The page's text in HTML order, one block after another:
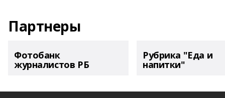
Партнеры
Фотобанк
журналистов РБ
Рубрика "Еда и
напитки"